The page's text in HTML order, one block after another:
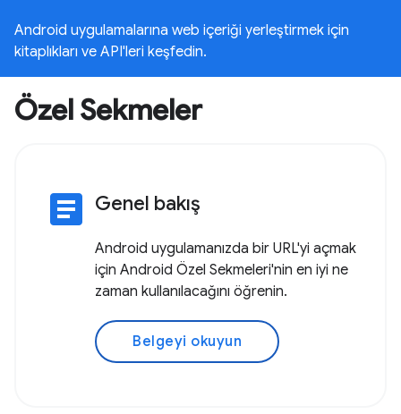
Android uygulamalarına web içeriği yerleştirmek için
kitaplıkları ve API'leri keşfedin.
Özel Sekmeler
article Genel bakış
Android uygulamanızda bir URL'yi açmak
için Android Özel Sekmeleri'nin en iyi ne
zaman kullanılacağını öğrenin.
Belgeyi okuyun